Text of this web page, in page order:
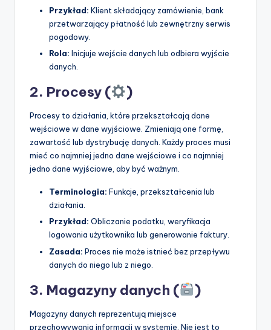
Przykład: Klient składający zamówienie, bank
przetwarzający płatność lub zewnętrzny serwis
pogodowy.
Rola: Inicjuje wejście danych lub odbiera wyjście
danych.
2. Procesy ( )
Procesy to działania, które przekształcają dane
wejściowe w dane wyjściowe. Zmieniają one formę,
zawartość lub dystrybucję danych. Każdy proces musi
mieć co najmniej jedno dane wejściowe i co najmniej
jedno dane wyjściowe, aby być ważnym.
Terminologia: Funkcje, przekształcenia lub
działania.
Przykład: Obliczanie podatku, weryfikacja
logowania użytkownika lub generowanie faktury.
Zasada: Proces nie może istnieć bez przepływu
danych do niego lub z niego.
3. Magazyny danych ( )
Magazyny danych reprezentują miejsce
przechowywania informacji w systemie. Nie jest to